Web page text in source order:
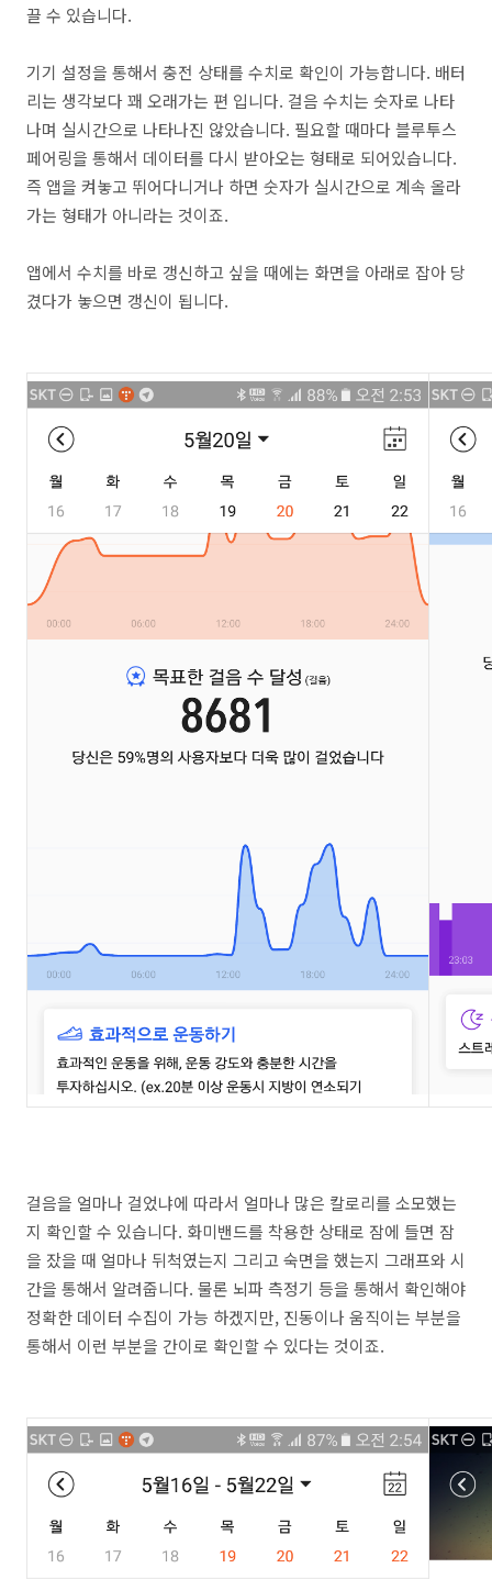
끌 수 있습니다.
기기 설정을 통해서 충전 상태를 수치로 확인이 가능합니다. 배터
리는 생각보다 꽤 오래가는 편 입니다. 걸음 수치는 숫자로 나타
나며 실시간으로 나타나진 않았습니다. 필요할 때마다 블루투스
페어링을 통해서 데이터를 다시 받아오는 형태로 되어있습니다.
즉 앱을 켜놓고 뛰어다니거나 하면 숫자가 실시간으로 계속 올라
가는 형태가 아니라는 것이죠.
앱에서 수치를 바로 갱신하고 싶을 때에는 화면을 아래로 잡아 당
겼다가 놓으면 갱신이 됩니다.
걸음을 얼마나 걸었냐에 따라서 얼마나 많은 칼로리를 소모했는
지 확인할 수 있습니다. 화미밴드를 착용한 상태로 잠에 들면 잠
을 잤을 때 얼마나 뒤척였는지 그리고 숙면을 했는지 그래프와 시
간을 통해서 알려줍니다. 물론 뇌파 측정기 등을 통해서 확인해야
정확한 데이터 수집이 가능 하겠지만, 진동이나 움직이는 부분을
통해서 이런 부분을 간이로 확인할 수 있다는 것이죠.